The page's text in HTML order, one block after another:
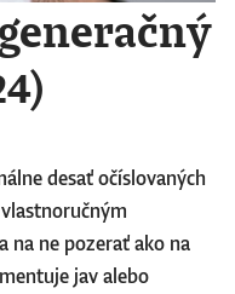
desať očíslovaných
na ne pozerať ako na
jav alebo